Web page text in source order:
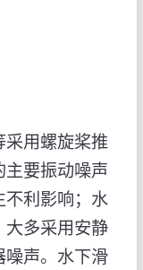
采用螺旋桨推
主要振动噪声
不利影响；水
大多采用安静
噪声。水下滑